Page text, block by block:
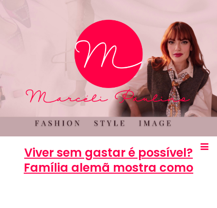
Viver sem gastar é possível?
Família alemã mostra como